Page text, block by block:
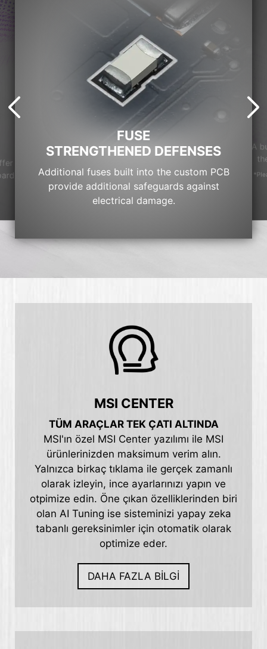
FUSE
STRENGTHENED DEFENSES
Additional fuses built into the custom PCB
provide additional safeguards against
electrical damage.
A
MSI CENTER
TÜM ARAÇLAR TEK ÇATI ALTINDA
MSI'ın özel MSI Center yazılımı ile MSI
ürünlerinizden maksimum verim alın.
Yalnızca birkaç tıklama ile gerçek zamanlı
olarak izleyin, ince ayarlarınızı yapın ve
otpimize edin. Öne çıkan özelliklerinden biri
olan AI Tuning ise sisteminizi yapay zeka
tabanlı gereksinimler için otomatik olarak
optimize eder.
DAHA FAZLA BİLGİ